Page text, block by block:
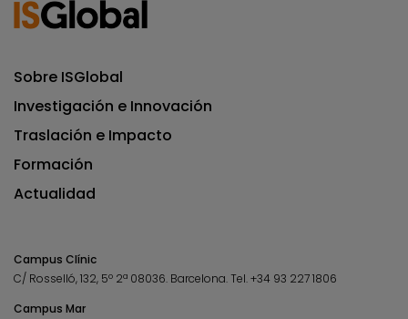
Sobre ISGlobal
Investigación e Innovación
Traslación e Impacto
Formación
Actualidad
Campus Clínic
C/ Rosselló, 132, 5º 2ª 08036. Barcelona.Tel.+34 93 227 1806
Campus Mar